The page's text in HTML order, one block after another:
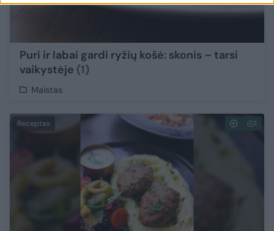
Puri ir labai gardi ryžių košė: skonis – tarsi
vaikystėje (1)
Maistas
Receptas 1